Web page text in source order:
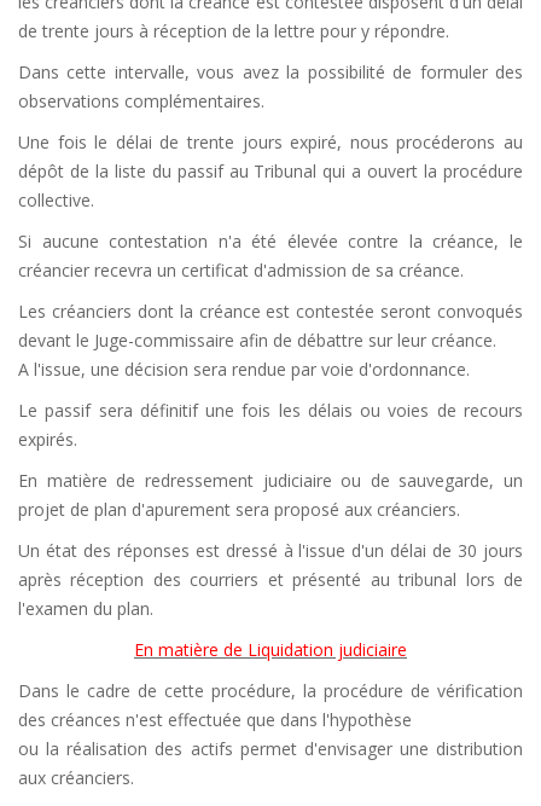
de trente jours à réception de la lettre pour y répondre.
Dans cette intervalle, vous avez la possibilité de formuler des
observations complémentaires.
Une fois le délai de trente jours expiré, nous procéderons au
dépôt de la liste du passif au Tribunal qui a ouvert la procédure
collective.
Si aucune contestation n'a été élevée contre la créance, le
créancier recevra un certificat d'admission de sa créance.
Les créanciers dont la créance est contestée seront convoqués
devant le Juge-commissaire afin de débattre sur leur créance.
A l'issue, une décision sera rendue par voie d'ordonnance.
Le passif sera définitif une fois les délais ou voies de recours
expirés.
En matière de redressement judiciaire ou de sauvegarde, un
projet de plan d'apurement sera proposé aux créanciers.
Un état des réponses est dressé à l'issue d'un délai de 30 jours
après réception des courriers et présenté au tribunal lors de
l'examen du plan.
En matière de Liquidation judiciaire
Dans le cadre de cette procédure, la procédure de vérification
des créances n'est effectuée que dans l'hypothèse
ou la réalisation des actifs permet d'envisager une distribution
aux créanciers.